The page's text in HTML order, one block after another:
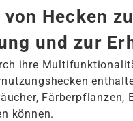
Hecken
und zur
ihre
Färberpflanzen,
können.